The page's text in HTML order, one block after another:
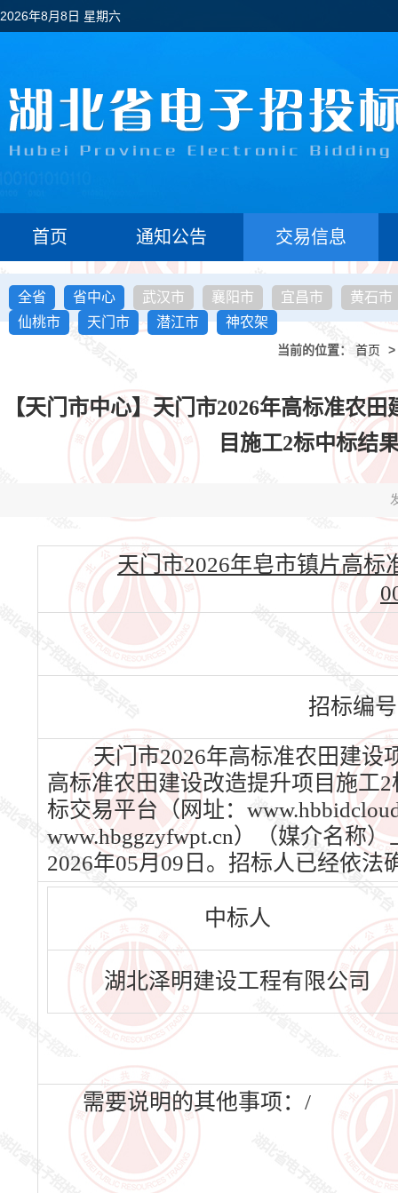
2026年8月8日 星期六
首页 通知公告 交易信息
全省 省中心 武汉市 襄阳市 宜昌市
黄石市
仙桃市
天门市 潜江市 神农架
当前的位置： 首页 >
【天门市中心】天门市2026年高标准农
目施工2标中标结
天门市2026年皂市镇片高标
招标编
天门市2026年高标准农田建设
高标准农田建设改造提升项目施工
标交易平台（网址：
www.hbggzyfwpt.cn）（媒介名称
2026年05月09日。招标人已经依
中标人
湖北泽明建设工程有限公司
需要说明的其他事项：/